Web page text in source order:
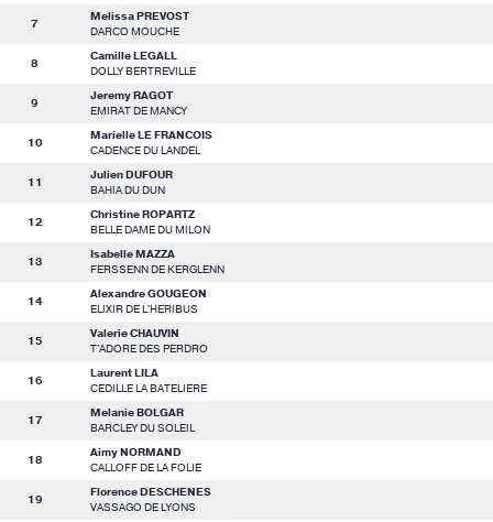
7
Melissa PREVOST
DARCO MOUCHE
8
Camille LEGALL
DOLLY BERTREVILLE
9
Jeremy RAGOT
EMIRAT DE MANCY
10
Marielle LE FRANCOIS
CADENCE DU LANDEL
11
Julien DUFOUR
BAHIA DU DUN
12
Christine ROPARTZ
BELLE DAME DU MILON
13
Isabelle MAZZA
FERSSENN DE KERGLENN
14
Alexandre GOUGEON
ELIXIR DE L'HERIBUS
15
Valerie CHAUVIN
T'ADORE DES PERDRO
16
Laurent LILA
CEDILLE LA BATELIERE
17
Melanie BOLGAR
BARCLEY DU SOLEIL
18
Aimy NORMAND
CALLOFF DE LA FOLIE
19
Florence DESCHENES
VASSAGO DE LYONS